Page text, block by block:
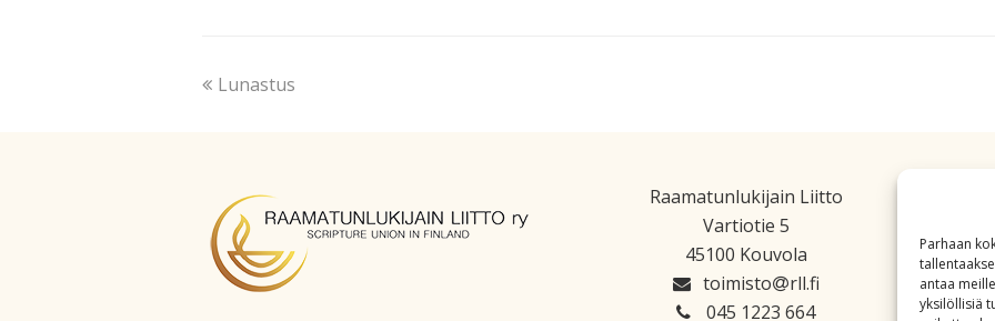
Parhaan
antaa
yksilöllisiä
Lunastus
Raamatunlukijain Liitto
Vartiotie 5
45100 Kouvola
toimisto
rll.fi
045 1223 664